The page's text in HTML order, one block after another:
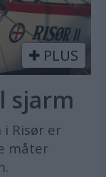
PLUS
sjarm
i Risør er
måter